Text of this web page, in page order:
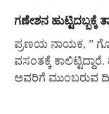
ಗಣೇಶನ ಹುಟ್ಟಿದಬ್ಬಕ್ಕೆ
ಪ್ರಣಯ ನಾಯಕ, ”
ವಸಂತಕ್ಕೆ
ಅವರಿಗೆ ಮುಂಬರುವ